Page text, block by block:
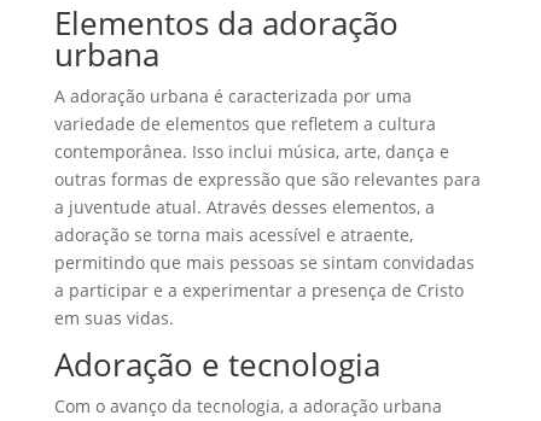
Elementos da adoração
urbana
A adoração urbana é caracterizada por uma
variedade de elementos que refletem a cultura
contemporânea. Isso inclui música, arte, dança e
outras formas de expressão que são relevantes para
a juventude atual. Através desses elementos, a
adoração se torna mais acessível e atraente,
permitindo que mais pessoas se sintam convidadas
a participar e a experimentar a presença de Cristo
em suas vidas.
Adoração e tecnologia
Com o avanço da tecnologia, a adoração urbana